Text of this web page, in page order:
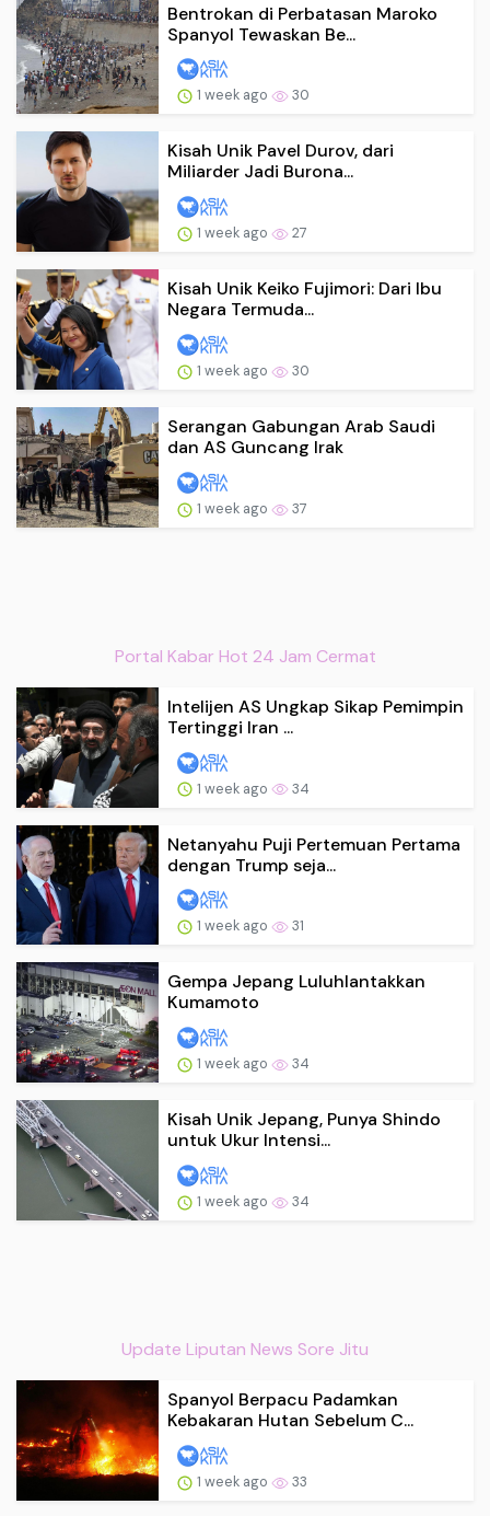
Bentrokan di Perbatasan Maroko
Spanyol Tewaskan Be...
1 week ago 30
Kisah Unik Pavel Durov, dari
Miliarder Jadi Burona...
1 week ago 27
Kisah Unik Keiko Fujimori: Dari Ibu
Negara Termuda...
1 week ago 30
Serangan Gabungan Arab Saudi
dan AS Guncang Irak
1 week ago 37
Portal Kabar Hot 24 Jam Cermat
Intelijen AS Ungkap Sikap Pemimpin
Tertinggi Iran ...
1 week ago 34
Netanyahu Puji Pertemuan Pertama
dengan Trump seja...
1 week ago 31
Gempa Jepang Luluhlantakkan
Kumamoto
1 week ago 34
Kisah Unik Jepang, Punya Shindo
untuk Ukur Intensi...
1 week ago 34
Update Liputan News Sore Jitu
Spanyol Berpacu Padamkan
Kebakaran Hutan Sebelum C...
1 week ago 33